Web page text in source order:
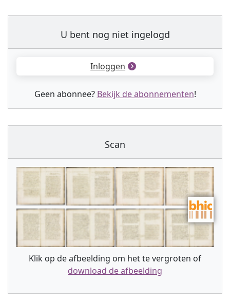
U bent nog niet ingelogd
Inloggen
Geen abonnee? Bekijk de abonnementen!
Scan
Klik op de afbeelding om het te vergroten of
download de afbeelding